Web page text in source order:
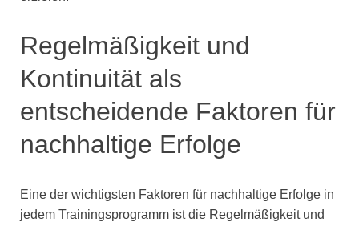
Regelmäßigkeit und
Kontinuität als
entscheidende Faktoren für
nachhaltige Erfolge
Eine der wichtigsten Faktoren für nachhaltige Erfolge in
jedem Trainingsprogramm ist die Regelmäßigkeit und